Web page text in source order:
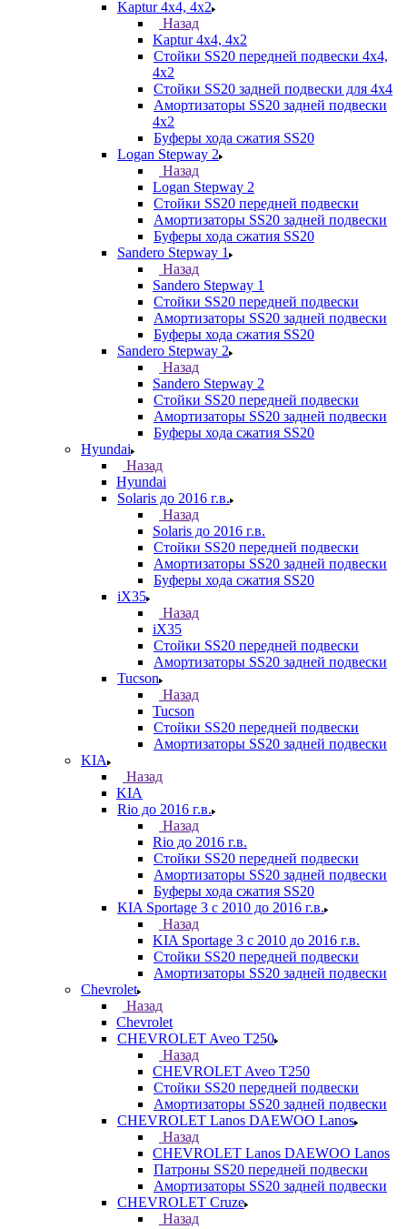
Kaptur 4х4, 4х2
Назад
Kaptur 4х4, 4х2
Стойки SS20 передней подвески 4х4,
4x2
Стойки SS20 задней подвески для 4х4
Амортизаторы SS20 задней подвески
4х2
Буферы хода сжатия SS20
Logan Stepway 2
Назад
Logan Stepway 2
Стойки SS20 передней подвески
Амортизаторы SS20 задней подвески
Буферы хода сжатия SS20
Sandero Stepway 1
Назад
Sandero Stepway 1
Стойки SS20 передней подвески
Амортизаторы SS20 задней подвески
Буферы хода сжатия SS20
Sandero Stepway 2
Назад
Sandero Stepway 2
Стойки SS20 передней подвески
Амортизаторы SS20 задней подвески
Буферы хода сжатия SS20
Hyundai
Назад
Hyundai
Solaris до 2016 г.в.
Назад
Solaris до 2016 г.в.
Стойки SS20 передней подвески
Амортизаторы SS20 задней подвески
Буферы хода сжатия SS20
iX35
Назад
iX35
Стойки SS20 передней подвески
Амортизаторы SS20 задней подвески
Tucson
Назад
Tucson
Стойки SS20 передней подвески
Амортизаторы SS20 задней подвески
KIA
Назад
KIA
Rio до 2016 г.в.
Назад
Rio до 2016 г.в.
Стойки SS20 передней подвески
Амортизаторы SS20 задней подвески
Буферы хода сжатия SS20
KIA Sportage 3 с 2010 до 2016 г.в.
Назад
KIA Sportage 3 с 2010 до 2016 г.в.
Стойки SS20 передней подвески
Амортизаторы SS20 задней подвески
Chevrolet
Назад
Chevrolet
CHEVROLET Aveo T250
Назад
CHEVROLET Aveo T250
Стойки SS20 передней подвески
Амортизаторы SS20 задней подвески
CHEVROLET Lanos DAEWOO Lanos
Назад
CHEVROLET Lanos DAEWOO Lanos
Патроны SS20 передней подвески
Амортизаторы SS20 задней подвески
CHEVROLET Cruze
Назад